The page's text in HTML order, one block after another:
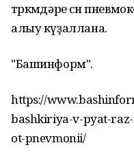
төркөмдәре өсөн
алыу күҙаллана.
"Башинформ".
https://
bashkiriya-v-pyat-
ot-pnevmonii/